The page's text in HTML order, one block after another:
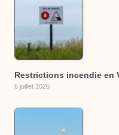
Restrictions incendie en
6 juillet 2026